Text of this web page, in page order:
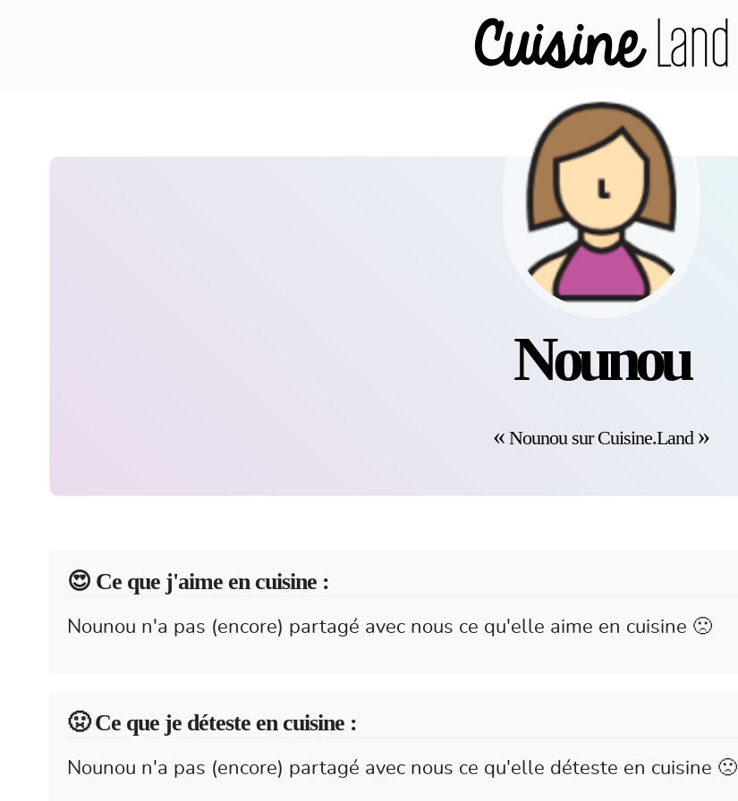
Nounou
Nounou sur Cuisine.Land
😍️ Ce que j'aime en cuisine :
Nounou n'a pas (encore) partagé avec nous ce qu'elle aime en cuisine 🙁
🤢 Ce que je déteste en cuisine :
Nounou n'a pas (encore) partagé avec nous ce qu'elle déteste en cuisine 🙁